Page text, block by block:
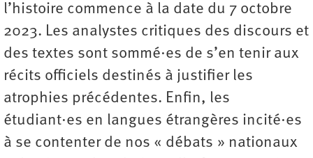
l’histoire commence à la date du 7 octobre
2023. Les analystes critiques des discours et
des textes sont sommé·es de s’en tenir aux
récits officiels destinés à justifier les
atrophies précédentes. Enfin, les
étudiant·es en langues étrangères incité·es
à se contenter de nos « débats » nationaux